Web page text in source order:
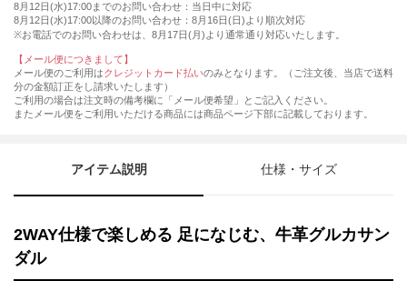
8月12日(水)17:00までのお問い合わせ：当日中に対応
8月12日(水)17:00以降のお問い合わせ：8月16日(日)より順次対応
※お電話でのお問い合わせは、8月17日(月)より通常通り対応いたします。
【メール便につきまして】
メール便のご利用はクレジットカード払いのみとなります。（ご注文後、当店で送料
分の金額訂正をし請求いたします）
ご利用の場合は注文時の備考欄に「メール便希望」とご記入ください。
またメール便をご利用いただける商品には商品ページ下部に記載しております。
アイテム説明 仕様・サイズ
2WAY仕様で楽しめる 足になじむ、牛革グルカサン
ダル